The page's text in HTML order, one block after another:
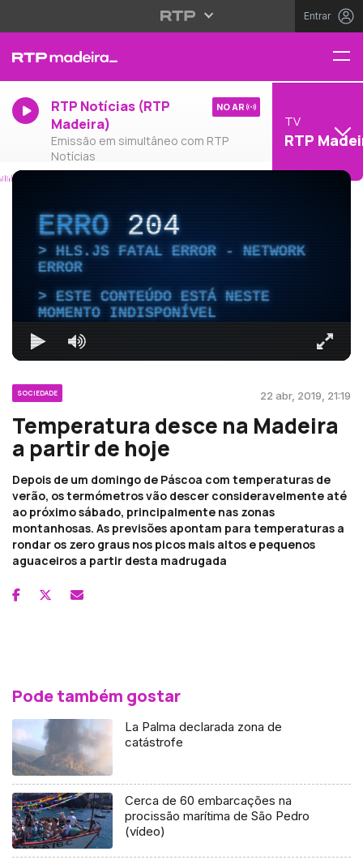
Entrar
RTP Notícias (RTP
Madeira)
Emissão em simultâneo com RTP
Notícias
NO AR
TV
RTP
ERRO204
HLS.JS FATAL ERROR - NETWORK
ERROR
ESTE CONTEÚDO ESTÁ NESTE
MOMENTO INDISPONÍVEL
SOCIEDADE 22 abr, 2019, 21:19
Temperatura desce na Madeira
a partir de hoje
Depois de um domingo de Páscoa com temperaturas de
verão, os termómetros vão descer consideravelmente até
ao próximo sábado, principalmente nas zonas
montanhosas. As previsões apontam para temperaturas a
rondar os zero graus nos picos mais altos e pequenos
aguaceiros a partir desta madrugada
Pode também gostar
La Palma declarada zona de
catástrofe
Cerca de 60 embarcações na
procissão marítima de São Pedro
(vídeo)